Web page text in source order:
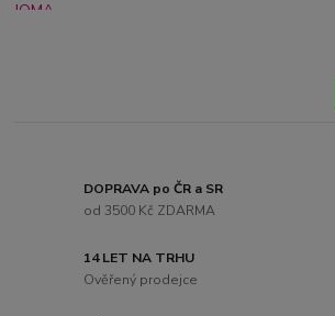
DOPRAVA po ČR a SR
od 3500 Kč ZDARMA
14 LET NA TRHU
Ověřený prodejce